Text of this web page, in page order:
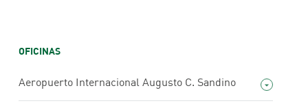
OFICINAS
Aeropuerto Internacional Augusto C. Sandino